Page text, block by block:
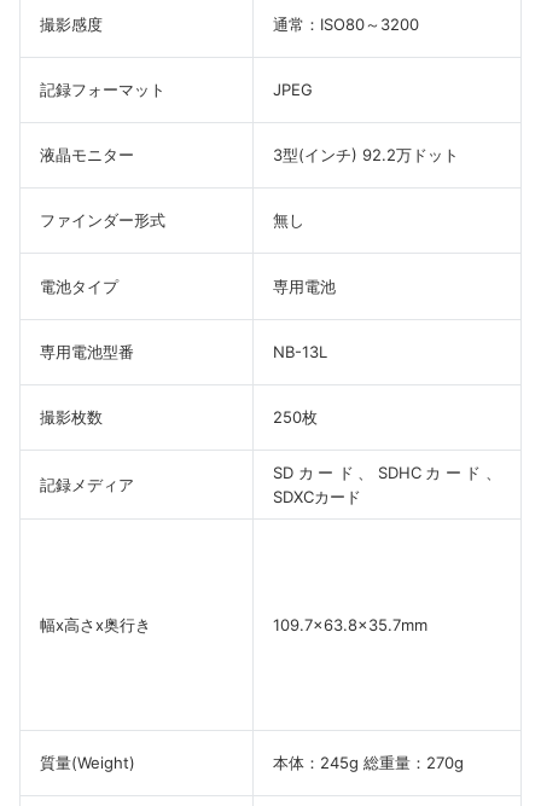
撮影感度 通常：ISO80～3200
記録フォーマット JPEG
液晶モニター 3型(インチ) 92.2万ドット
ファインダー形式 無し
電池タイプ 専用電池
専用電池型番 NB-13L
撮影枚数 250枚
記録メディア
SDカード、SDHCカード、
SDXCカード
幅x高さx奥行き 109.7×63.8×35.7mm
質量(Weight) 本体：245g 総重量：270g